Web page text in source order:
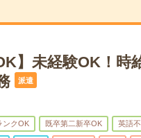
】未経験OK！
派遣
ンクOK 既卒第二新卒OK 英語